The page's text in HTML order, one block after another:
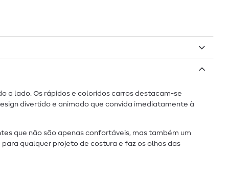
a lado. Os rápidos e coloridos carros destacam-se
divertido e animado que convida imediatamente à
que não são apenas confortáveis, mas também um
qualquer projeto de costura e faz os olhos das